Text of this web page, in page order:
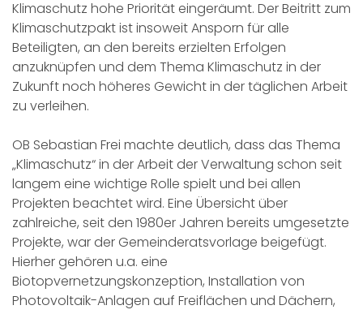
Klimaschutz hohe Priorität eingeräumt. Der Beitritt zum
Klimaschutzpakt ist insoweit Ansporn für alle
Beteiligten, an den bereits erzielten Erfolgen
anzuknüpfen und dem Thema Klimaschutz in der
Zukunft noch höheres Gewicht in der täglichen Arbeit
zu verleihen.
OB Sebastian Frei machte deutlich, dass das Thema
„Klimaschutz“ in der Arbeit der Verwaltung schon seit
langem eine wichtige Rolle spielt und bei allen
Projekten beachtet wird. Eine Übersicht über
zahlreiche, seit den 1980er Jahren bereits umgesetzte
Projekte, war der Gemeinderatsvorlage beigefügt.
Hierher gehören u.a. eine
Biotopvernetzungskonzeption, Installation von
Photovoltaik-Anlagen auf Freiflächen und Dächern,